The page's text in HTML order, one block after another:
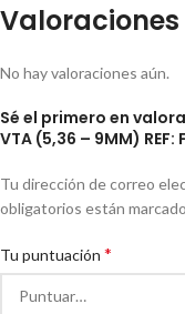
Valoraciones
No hay valoraciones aún.
Sé el primero en valorar
VTA (5,36 – 9MM) REF:
Tu dirección de correo
obligatorios están
Tu puntuación *